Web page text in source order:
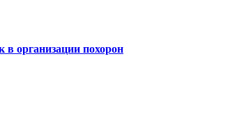
организации похорон